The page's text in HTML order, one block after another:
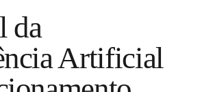
da
Artificial